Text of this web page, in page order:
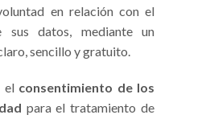
en relación con el
sus datos, mediante un
sencillo y gratuito.
el consentimiento de los
para el tratamiento de